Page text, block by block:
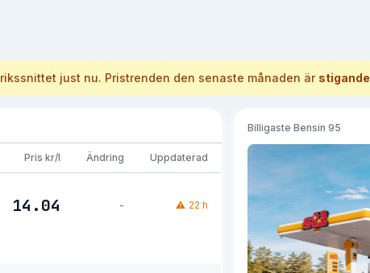
rikssnittet just nu. Pristrenden den senaste månaden är stigande
Pris kr/l Ändring Uppdaterad
14.04 - ⚠ 22 h
Billigaste Bensin 95